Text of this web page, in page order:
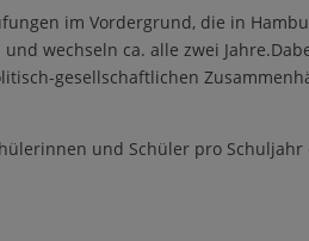
fungen im Vordergrund, die in
und wechseln ca. alle zwei Jahre.
gesellschaftlichen Zusammenh
ülerinnen und Schüler pro Schuljahr